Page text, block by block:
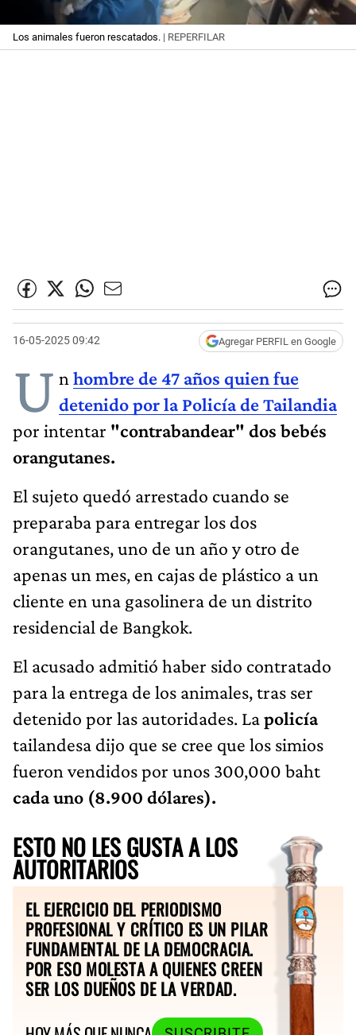
Los animales fueron rescatados. | REPERFILAR
16-05-2025 09:42 Agregar PERFIL en Google
U n hombre de 47 años quien fue
detenido por la Policía de Tailandia
por intentar "contrabandear" dos bebés
orangutanes.
El sujeto quedó arrestado cuando se
preparaba para entregar los dos
orangutanes, uno de un año y otro de
apenas un mes, en cajas de plástico a un
cliente en una gasolinera de un distrito
residencial de Bangkok.
El acusado admitió haber sido contratado
para la entrega de los animales, tras ser
detenido por las autoridades. Lapolicía
tailandesa dijo que se cree que los simios
fueron vendidos por unos 300,000 baht
cada uno (8.900 dólares).
ESTO NO LES GUSTA A LOS
AUTORITARIOS
EL EJERCICIO DEL PERIODISMO
PROFESIONAL Y CRÍTICO ES UN PILAR
FUNDAMENTAL DE LA DEMOCRACIA.
POR ESO MOLESTA A QUIENES CREEN
SER LOS DUEÑOS DE LA VERDAD.